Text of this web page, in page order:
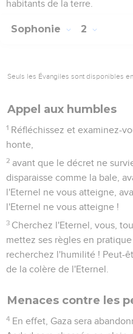
habitants de la terre.
Sophonie 2
Seuls les Évangiles sont disponibles
Appel aux humbles
1 Réfléchissez et examinez-
honte,
2 avant que le décret ne
disparaisse comme la bale,
l'Eternel ne vous atteigne,
l'Eternel ne vous atteigne !
3 Cherchez l'Eternel, vous,
mettez ses règles en
recherchez l'humilité ! Peut-
de la colère de l'Eternel.
Menaces contre les
4 En effet, Gaza sera